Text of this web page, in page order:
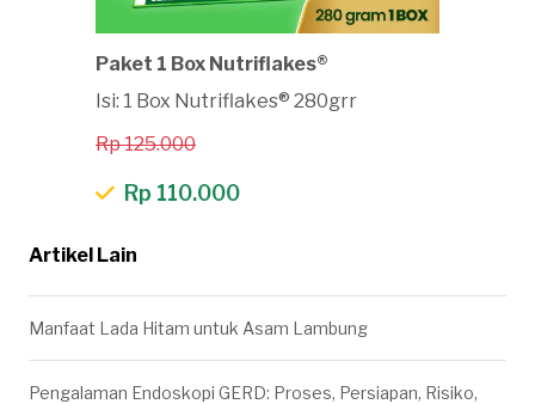
Paket 1 Box Nutriflakes®
Isi: 1 Box Nutriflakes® 280grr
Rp 125.000
Rp 110.000
Artikel Lain
Manfaat Lada Hitam untuk Asam Lambung
Pengalaman Endoskopi GERD: Proses, Persiapan, Risiko,